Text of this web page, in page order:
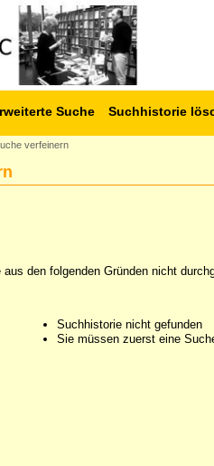
Suche Suchhistorie
verfeinern
aus den folgenden Gründen nicht
Suchhistorie nicht gefunden
Sie müssen zuerst eine